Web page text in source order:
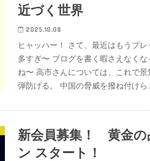
近づく世界
2025.10.08
ヒャッハー！ さて、最近はもうプ
多すぎ〜 ブログを書く暇さえなく
ね〜 高市さんについては、これで
弾防げる。 中国の脅威を撥ね付けら
新会員募集！ 黄金
ン スタート！